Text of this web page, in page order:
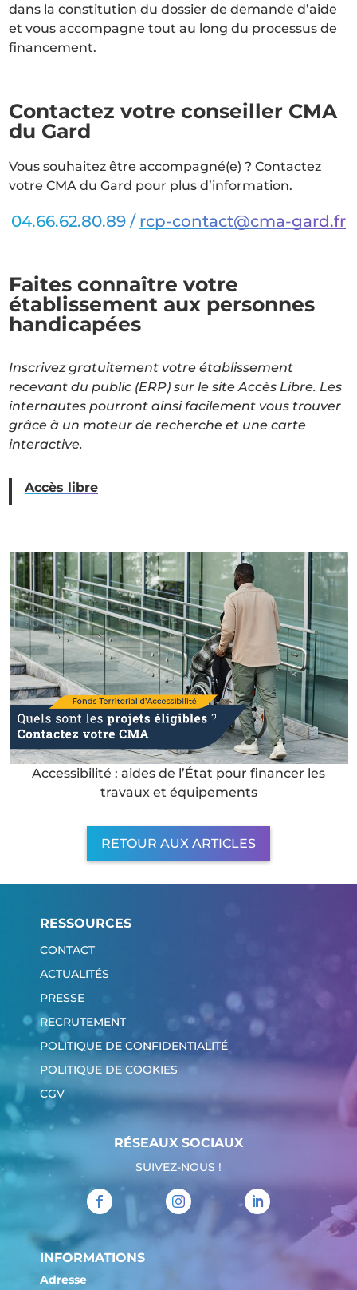
dans la constitution du dossier de demande d’aide
et vous accompagne tout au long du processus de
financement.
Contactez votre conseiller CMA
du Gard
Vous souhaitez être accompagné(e) ? Contactez
votre CMA du Gard pour plus d’information.
04.66.62.80.89 / rcp-contact@cma-gard.fr
Faites connaître votre
établissement aux personnes
handicapées
Inscrivez gratuitement votre établissement
recevant du public (ERP) sur le site Accès Libre. Les
internautes pourront ainsi facilement vous trouver
grâce à un moteur de recherche et une carte
interactive.
Accès libre
Accessibilité : aides de l’État pour financer les
travaux et équipements
RETOUR AUX ARTICLES
RESSOURCES
CONTACT
ACTUALITÉS
PRESSE
RECRUTEMENT
POLITIQUE DE CONFIDENTIALITÉ
POLITIQUE DE COOKIES
CGV
RÉSEAUX SOCIAUX
SUIVEZ-NOUS !
INFORMATIONS
Adresse